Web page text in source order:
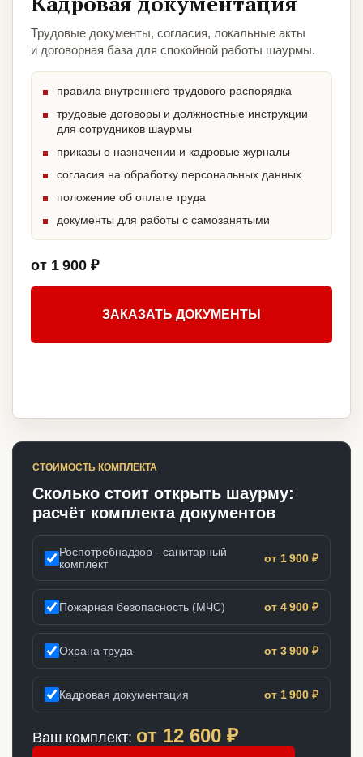
Трудовые документы, согласия, локальные акты
и договорная база для спокойной работы шаурмы.
правила внутреннего трудового распорядка
трудовые договоры и должностные инструкции
для сотрудников шаурмы
приказы о назначении и кадровые журналы
согласия на обработку персональных данных
положение об оплате труда
документы для работы с самозанятыми
от 1 900 ₽
ЗАКАЗАТЬ ДОКУМЕНТЫ
СТОИМОСТЬ КОМПЛЕКТА
Сколько стоит открыть шаурму:
расчёт комплекта документов
Роспотребнадзор - санитарный
комплект
от 1 900 ₽
Пожарная безопасность (МЧС) от 4 900 ₽
Охрана труда от 3 900 ₽
Кадровая документация от 1 900 ₽
Ваш комплект: от 12 600 ₽